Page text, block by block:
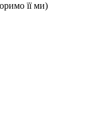
її ми)